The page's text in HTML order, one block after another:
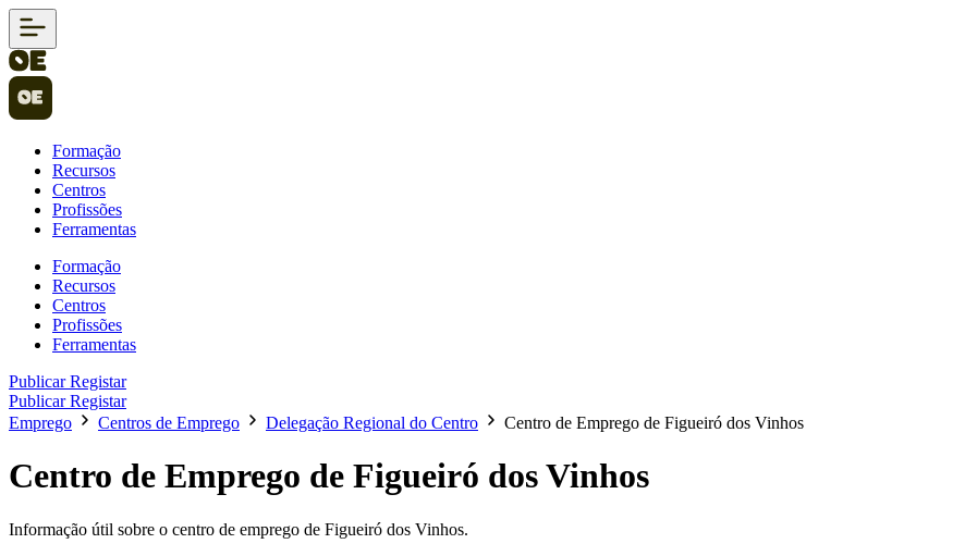
Formação
Recursos
Centros
Profissões
Ferramentas
Formação
Recursos
Centros
Profissões
Ferramentas
PublicarRegistar
PublicarRegistar
Emprego
Centros de Emprego Delegação Regional do Centro Centro de Emprego de Figueiró dos Vinhos
Centro de Emprego de Figueiró dos Vinhos
Informação útil sobre o centro de emprego de Figueiró dos Vinhos.